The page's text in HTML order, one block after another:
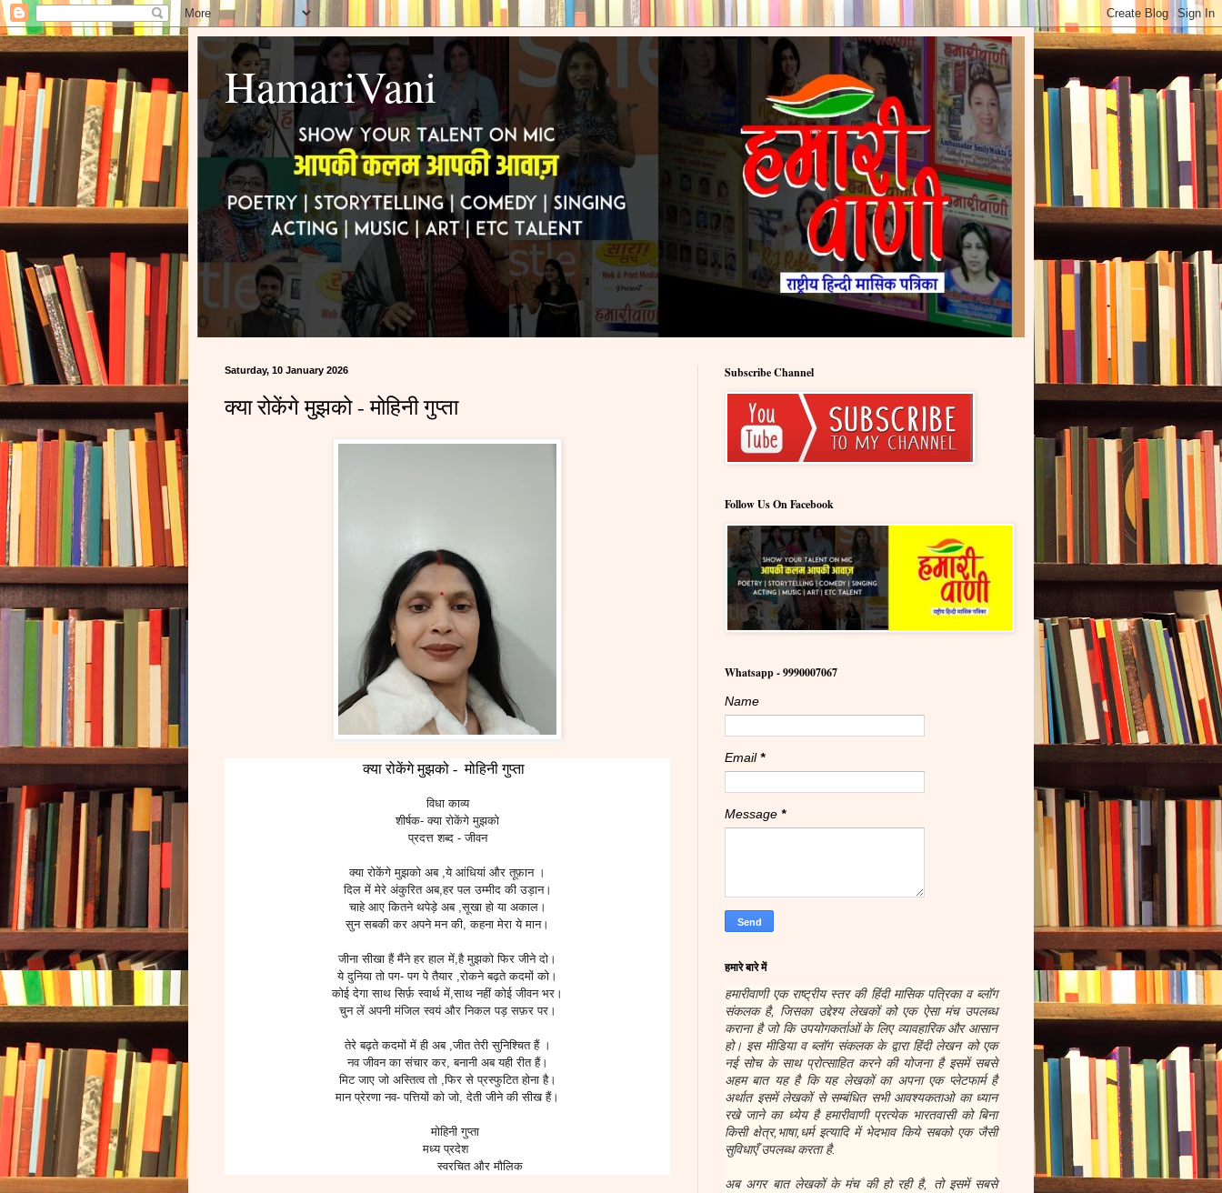
HamariVani
Saturday, 10 January 2026
क्या रोकेंगे मुझको - मोहिनी गुप्ता
क्या रोकेंगे मुझको - मोहिनी गुप्ता
विधा काव्य
शीर्षक- क्या रोकेंगे मुझको
प्रदत्त शब्द - जीवन
क्या रोकेंगे मुझको अब ,ये आंधियां और तूफ़ान ।
दिल में मेरे अंकुरित अब,हर पल उम्मीद की उड़ान।
चाहे आए कितने थपेड़े अब ,सूखा हो या अकाल।
सुन सबकी कर अपने मन की, कहना मेरा ये मान।
जीना सीखा हैं मैंने हर हाल में,है मुझको फिर जीने दो।
ये दुनिया तो पग- पग पे तैयार ,रोकने बढ़ते कदमों को।
कोई देगा साथ सिर्फ़ स्वार्थ में,साथ नहीं कोई जीवन भर।
चुन लें अपनी मंजिल स्वयं और निकल पड़ सफ़र पर।
तेरे बढ़ते कदमों में ही अब ,जीत तेरी सुनिश्चित हैं ।
नव जीवन का संचार कर, बनानी अब यही रीत हैं।
मिट जाए जो अस्तित्व तो ,फिर से प्रस्फुटित होना है।
मान प्रेरणा नव- पत्तियों को जो, देती जीने की सीख हैं।
मोहिनी गुप्ता
मध्य प्रदेश
स्वरचित और मौलिक
Subscribe Channel
Follow Us On Facebook
Whatsapp - 9990007067
Name
Email*
Message *
हमारे बारे में
हमारीवाणी एक राष्ट्रीय स्तर की हिंदी मासिक पत्रिका व ब्लॉग
संकलक है, जिसका उद्देश्य लेखकों को एक ऐसा मंच उपलब्ध
कराना है जो कि उपयोगकर्ताओं के लिए व्यावहारिक और आसान
हो। इस मीडिया व ब्लॉग संकलक के द्वारा हिंदी लेखन को एक
नई सोच के साथ प्रोत्साहित करने की योजना है इसमें सबसे
अहम बात यह है कि यह लेखकों का अपना एक प्लेटफार्म है
अर्थात इसमें लेखकों से सम्बंधित सभी आवश्यकताओ का ध्यान
रखे जाने का ध्येय है हमारीवाणी प्रत्येक भारतवासी को बिना
किसी क्षेत्र,भाषा,धर्म इत्यादि में भेदभाव किये सबको एक जैसी
सुविधाएँ उपलब्ध करता है.
अब अगर बात लेखकों के मंच की हो रही है, तो इसमें सबसे